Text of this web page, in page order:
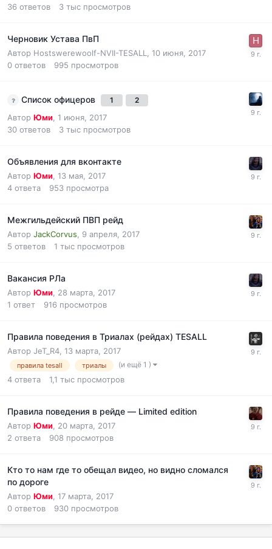
36 ответов 3 тыс просмотров
Черновик Устава ПвП
Автор Hostswerewoolf-NVII-TESALL
10 июня, 2017
0 ответов 995 просмотров
Список офицеров 1 2
Автор Юми 1 июня, 2017
30 ответов 3 тыс просмотров
Объявления для вконтакте
Автор Юми 13 мая, 2017
4 ответа 953 просмотра
Межгильдейский ПВП рейд
Автор JackCorvus
9 апреля, 2017
5 ответов 1 тыс просмотров
Вакансия РЛа
Автор Юми 28 марта, 2017
1 ответ 916 просмотров
Правила поведения в Триалах (рейдах) TESALL
Автор JeT_R4 13 марта, 2017
правила tesall триалы (и ещё 1 )
4 ответа 1,1 тыс просмотров
Правила поведения в рейде — Limited edition
Автор Юми 20 марта, 2017
2 ответа 908 просмотров
Кто то нам где то обещал видео, но видно сломался
по дороге
Автор Юми 17 марта, 2017
0 ответов 930 просмотров